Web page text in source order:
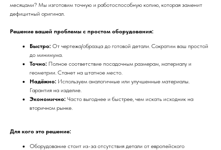
месяцами? Мы изготовим точную и работоспособную копию, которая заменит
дефицитный оригинал.
Решение вашей проблемы с простом оборудования:
Быстро: От чертежа/образца до готовой детали. Сократим ваш простой
до минимума.
Точно: Полное соответствие посадочным размерам, материалу и
геометрии. Станет на штатное место.
Надёжно: Используем аналогичные или улучшенные материалы.
Гарантия на изделие.
Экономично: Часто выгоднее и быстрее, чем искать исходник на
вторичном рынке.
Для кого это решение:
Оборудование стоит из-за отсутствия детали от европейского
КОМПАНИИ
ПРЕИМУЩЕСТВА